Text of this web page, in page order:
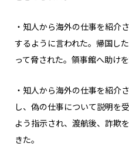
・知人から海外の仕事を紹介
するように言われた。帰国し
って脅された。領事館へ助け
・知人から海外の仕事を紹介
し、偽の仕事について説明を
よう指示され、渡航後、詐欺
きた。